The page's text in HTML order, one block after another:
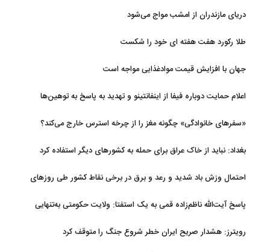
دریای مازندران از امشب مواج می‌شود
طلا رکورد هفت هفته ای خود را شکست
جهان با افزایش قیمت موادغذایی مواجه است
اعلام حمایت دوباره فیفا از اینفانتینو و تهدید به پاسخ به توهین‌ها
«سفرهای خانوادگی» چگونه مغز را از چرخه استرس خارج می‌کند؟
بغداد: نباید از خاک عراق برای حمله به کشورهای دیگر استفاده کرد
احتمال وزش باد شدید و رعد و برق در برخی نقاط کشور طی روزهای
پاسخ آیت‌الله ناظم‌زاده قمی به یک استفتا: ولایت حکومتی به‌تنهایی
رویترز: هشدار صریح ایران خطر شروع جنگ را متوقف کرد